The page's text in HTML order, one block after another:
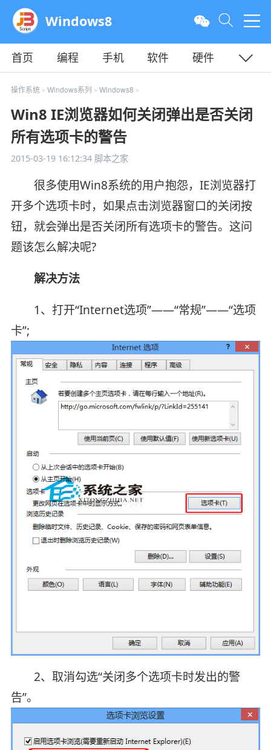
Windows8
首页 编程 手机 软件
硬件
教程
平面 服务器
操作系统> Windows系列 > Windows8 >
Win8 IE浏览器如何关闭弹出是否关闭
所有选项卡的警告
2015-03-19 16:12:34脚本之家
很多使用Win8系统的用户抱怨，IE浏览器打
开多个选项卡时，如果点击浏览器窗口的关闭按
钮，就会弹出是否关闭所有选项卡的警告。这问
题该怎么解决呢?
解决方法
1、打开“Internet选项”——“常规”——“选项
卡”;
2、取消勾选“关闭多个选项卡时发出的警
告”。